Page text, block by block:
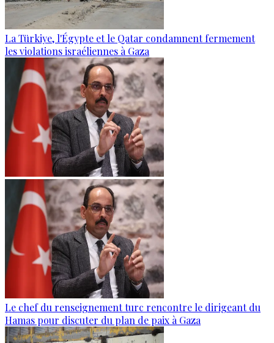
La Türkiye, l'Égypte et le Qatar condamnent fermement
les violations israéliennes à Gaza
Le chef du renseignement turc rencontre le dirigeant du
Hamas pour discuter du plan de paix à Gaza